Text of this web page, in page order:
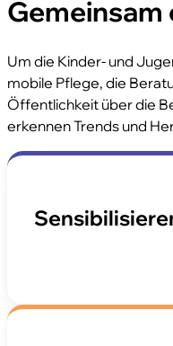
Gemeinsam
Um die Kinder- und
mobile Pflege, die
Öffentlichkeit über die
erkennen Trends und